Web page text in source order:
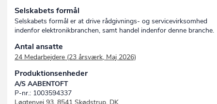
Selskabets formål
Selskabets formål er at drive rådgivnings- og servicevirksomhed
indenfor elektronikbranchen, samt handel indenfor denne branche.
Antal ansatte
24 Medarbejdere (23 årsværk, Maj 2026)
Produktionsenheder
A/S AABENTOFT
P-nr.: 1003594337